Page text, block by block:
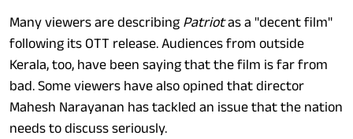
Many viewers are describingPatriotas a "decent film"
following its OTT release. Audiences from outside
Kerala, too, have been saying that the film is far from
bad. Some viewers have also opined that director
Mahesh Narayanan has tackled an issue that the nation
needs to discuss seriously.